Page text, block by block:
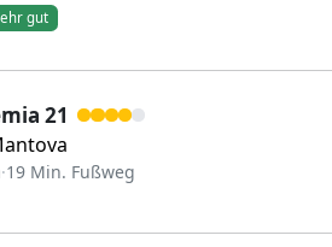
gut
21
·19 Min. Fußweg